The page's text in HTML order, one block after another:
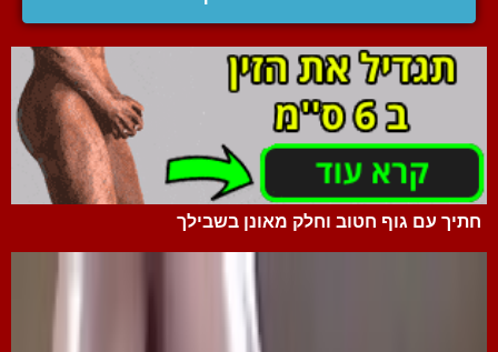
חתיך עם גוף חטוב וחלק מאונן בשבילך